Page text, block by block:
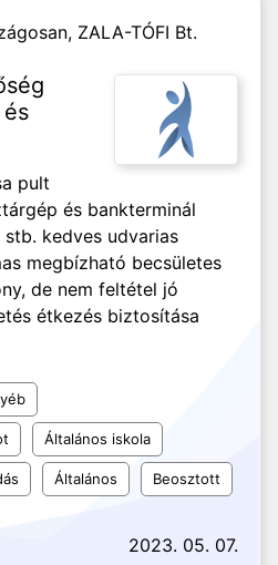
ZALA-TÓFI Bt.
pult
és bankterminál
kedves udvarias
megbízható becsületes
de nem feltétel jó
étkezés biztosítása
Általános iskola
Általános Beosztott
2023. 05. 07.